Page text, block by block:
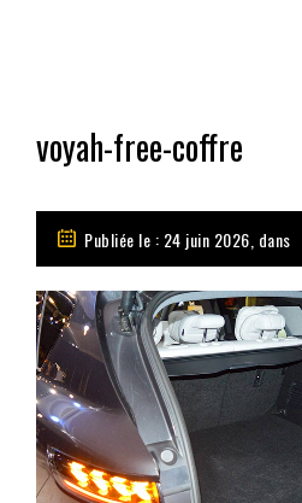
voyah-free-coffre
Publiée le : 24 juin 2026, dans